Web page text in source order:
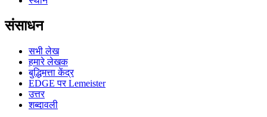
संसाधन
सभी लेख
हमारे लेखक
बुद्धिमत्ता केंद्र
EDGE पर Lemeister
उत्तर
शब्दावली